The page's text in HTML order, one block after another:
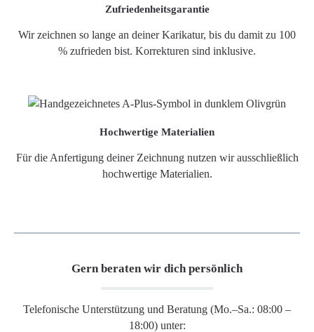
Zufriedenheitsgarantie
Wir zeichnen so lange an deiner Karikatur, bis du damit zu 100
% zufrieden bist. Korrekturen sind inklusive.
Hochwertige Materialien
Für die Anfertigung deiner Zeichnung nutzen wir ausschließlich
hochwertige Materialien.
Gern beraten wir dich persönlich
Telefonische Unterstützung und Beratung (Mo.–Sa.: 08:00 –
18:00) unter: